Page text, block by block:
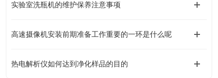
实验室洗瓶机的维护保养注意事项
高速摄像机安装前期准备工作重要的一环是什么呢
热电解析仪如何达到净化样品的目的